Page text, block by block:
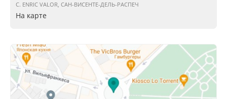
C. ENRIC VALOR, САН-ВИСЕНТЕ-ДЕЛЬ-РАСПЕЧ
На карте